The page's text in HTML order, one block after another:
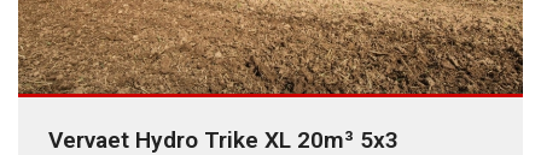
Vervaet Hydro Trike XL 20m³ 5x3